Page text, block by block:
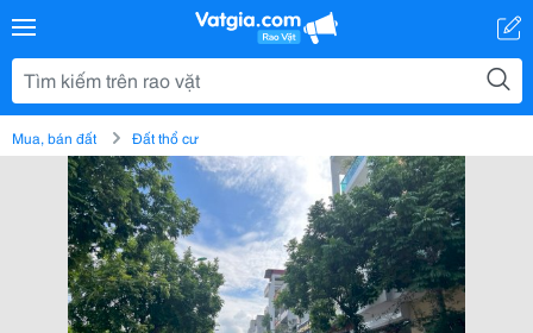
Mua, bán đất Đất thổ cư